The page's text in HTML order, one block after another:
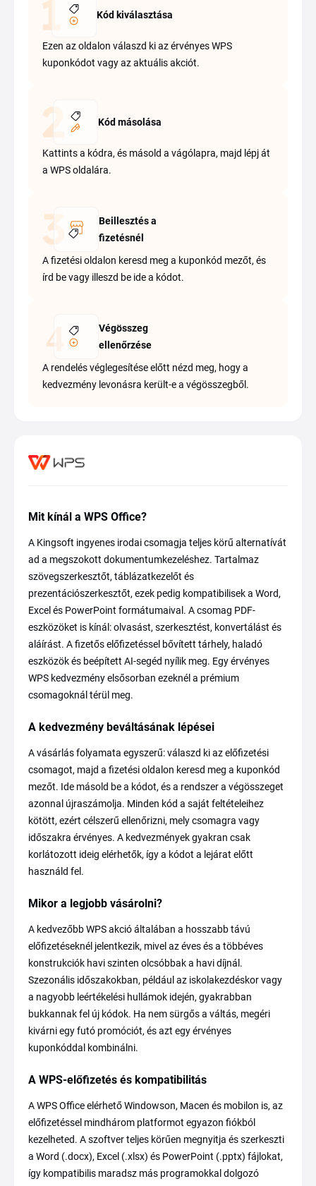
Kód kiválasztása
Ezen az oldalon válaszd ki az érvényes WPS
kuponkódot vagy az aktuális akciót.
Kód másolása
Kattints a kódra, és másold a vágólapra, majd lépj át
a WPS oldalára.
Beillesztés a
fizetésnél
A fizetési oldalon keresd meg a kuponkód mezőt, és
írd be vagy illeszd be ide a kódot.
Végösszeg
ellenőrzése
A rendelés véglegesítése előtt nézd meg, hogy a
kedvezmény levonásra került-e a végösszegből.
Mit kínál a WPS Office?
A Kingsoft ingyenes irodai csomagja teljes körű alternatívát
ad a megszokott dokumentumkezeléshez. Tartalmaz
szövegszerkesztőt, táblázatkezelőt és
prezentációszerkesztőt, ezek pedig kompatibilisek a Word,
Excel és PowerPoint formátumaival. A csomag PDF-
eszközöket is kínál: olvasást, szerkesztést, konvertálást és
aláírást. A fizetős előfizetéssel bővített tárhely, haladó
eszközök és beépített AI-segéd nyílik meg. Egy érvényes
WPS kedvezmény elsősorban ezeknél a prémium
csomagoknál térül meg.
A kedvezmény beváltásának lépései
A vásárlás folyamata egyszerű: válaszd ki az előfizetési
csomagot, majd a fizetési oldalon keresd meg a kuponkód
mezőt. Ide másold be a kódot, és a rendszer a végösszeget
azonnal újraszámolja. Minden kód a saját feltételeihez
kötött, ezért célszerű ellenőrizni, mely csomagra vagy
időszakra érvényes. A kedvezmények gyakran csak
korlátozott ideig elérhetők, így a kódot a lejárat előtt
használd fel.
Mikor a legjobb vásárolni?
A kedvezőbb WPS akció általában a hosszabb távú
előfizetéseknél jelentkezik, mivel az éves és a többéves
konstrukciók havi szinten olcsóbbak a havi díjnál.
Szezonális időszakokban, például az iskolakezdéskor vagy
a nagyobb leértékelési hullámok idején, gyakrabban
bukkannak fel új kódok. Ha nem sürgős a váltás, megéri
kivárni egy futó promóciót, és azt egy érvényes
kuponkóddal kombinálni.
A WPS-előfizetés és kompatibilitás
A WPS Office elérhető Windowson, Macen és mobilon is, az
előfizetéssel mindhárom platformot egyazon fiókból
kezelheted. A szoftver teljes körűen megnyitja és szerkeszti
a Word (.docx), Excel (.xlsx) és PowerPoint (.pptx) fájlokat,
így kompatibilis maradsz más programokkal dolgozó